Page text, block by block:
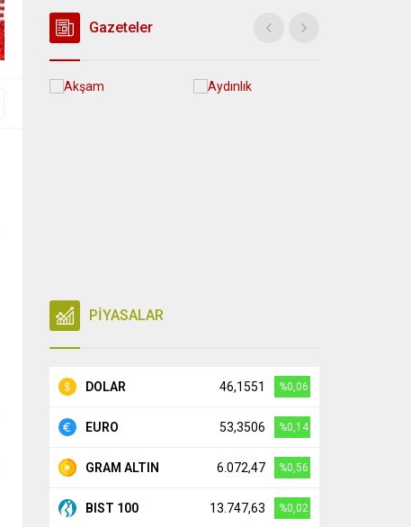
Gazeteler
PİYASALAR
DOLAR 46,1551 %0,06
EURO 53,3506 %0,14
GRAM ALTIN 6.072,47 %0,56
BIST 100 13.747,63 %0,02